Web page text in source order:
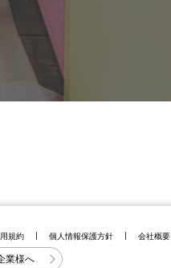
規約 個人情報保護方針 会社概要
業様へ